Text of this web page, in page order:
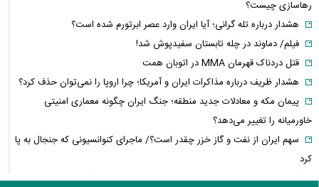
رهاسازی چیست؟
هشدار درباره تله گرانی؛ آیا ایران وارد عصر ابرتورم شده است؟
فیلم/ دماوند در چله تابستان سفیدپوش شد!
قتل دردناک قهرمان MMA در اتوبان همت
هشدار ظریف درباره مذاکرات ایران و آمریکا؛ چرا اروپا را نمی‌توان حذف کرد؟
پیمان مکه و معادلات جدید منطقه؛ جنگ ایران چگونه معماری امنیتی
خاورمیانه را تغییر می‌دهد؟
سهم ایران از نفت و گاز خزر چقدر است؟/ ماجرای کنوانسیونی که جنجال به پا
کرد
گواهینامه موتور برای زنان از چه زمانی صادر می‌شود؟ + آخرین خبر و جزئیات